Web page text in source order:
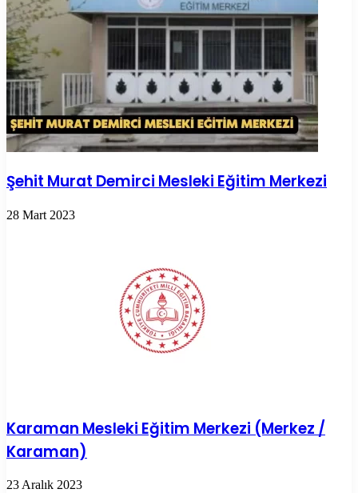
Şehit Murat Demirci Mesleki Eğitim Merkezi
28 Mart 2023
Karaman Mesleki Eğitim Merkezi (Merkez /
Karaman)
23 Aralık 2023